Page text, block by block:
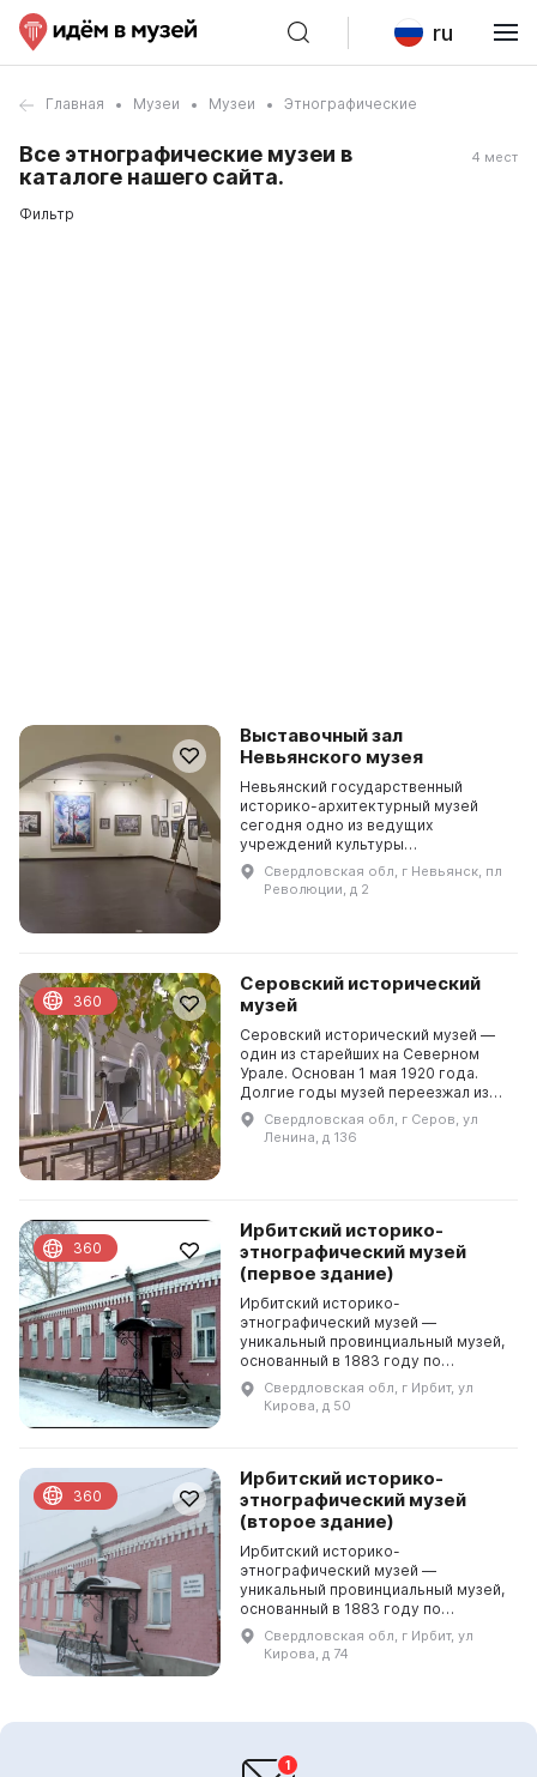
ru
Главная Музеи Музеи Этнографические
Все этнографические музеи в
каталоге нашего сайта.
4 мест
Фильтр
Выставочный зал
Невьянского музея
Невьянский государственный
историко-архитектурный музей
сегодня одно из ведущих
учреждений культуры
Свердловской области. Собрание
музейных предметов насчитывает
более 60 тысяч единиц хранения,
Свердловская обл, г Невьянск, пл
Революции, д 2
Серовский исторический
музей
Серовский исторический музей —
один из старейших на Северном
Урале. Основан 1 мая 1920 года.
Долгие годы музей переезжал из
одного помещения в другое,
временно закрывался и открывался
вновь. С мая 195...
Свердловская обл, г Серов, ул
Ленина, д 136
360
Ирбитский историко-
этнографический музей
(первое здание)
Ирбитский историко-
этнографический музей —
уникальный провинциальный музей,
основанный в 1883 году по
инициативе Уральского общества
любителей естествознания (УОЛЕ).
Газета «Ирбитский ярмарочный
Свердловская обл, г Ирбит, ул
Кирова, д 50
360
Ирбитский историко-
этнографический музей
(второе здание)
Ирбитский историко-
этнографический музей —
уникальный провинциальный музей,
основанный в 1883 году по
инициативе Уральского общества
любителей естествознания (УОЛЕ).
Газета «Ирбитский ярмарочный
Свердловская обл, г Ирбит, ул
Кирова, д 74
360